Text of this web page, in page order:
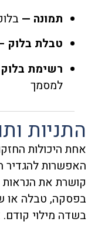
תמונה —
טבלת בלוק
רשימת
למסמך
התניות
אחת היכולות
האפשרות להגדיר
קושרת את
בפסקה, טבלה או
בשדה מילוי